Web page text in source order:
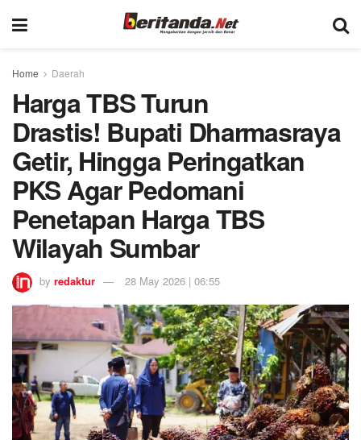
Home Daerah
Harga TBS Turun
Drastis! Bupati Dharmasraya
Getir, Hingga Peringatkan
PKS Agar Pedomani
Penetapan Harga TBS
Wilayah Sumbar
by redaktur 28 May 2026 | 06:55